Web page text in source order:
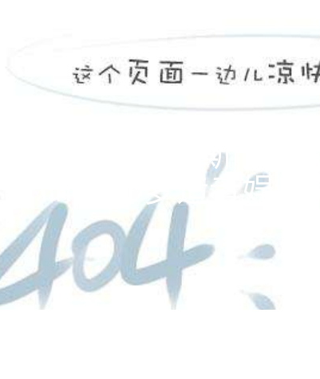
决》角逐「奥斯卡最
limited 梦造者娱